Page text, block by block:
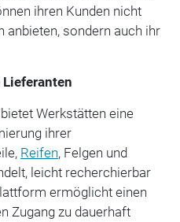
ihren Kunden nicht
anbieten, sondern auch ihr
Lieferanten
Werkstätten eine
ihrer
Reifen, Felgen und
leicht recherchierbar
ermöglicht einen
Zugang zu dauerhaft